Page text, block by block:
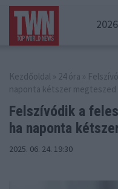
Kezdőoldal » 24 óra »
naponta kétszer
Felszívódik a
ha naponta
2025. 06. 24. 19:30